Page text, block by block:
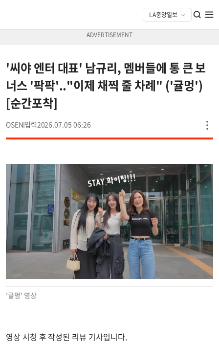
'씨야 엔터 대표' 남규리, 멤버들에 통 큰 보
너스 '팍팍'.."이제 채찍 줄 차례" ('귤멍')
[순간포착]
OSEN 2026.07.05 06:26
'귤멍' 영상
영상 시청 후 작성된 리뷰 기사입니다.